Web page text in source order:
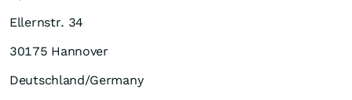
Ellernstr. 34
30175 Hannover
Deutschland/Germany